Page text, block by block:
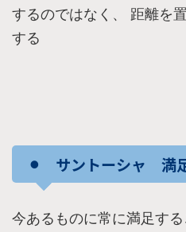
するのではなく、 距離を
する
⚫︎ サントーシャ 満
今あるものに常に満足す